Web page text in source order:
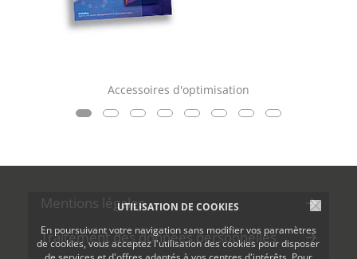
UTILISATION DE COOKIES
En poursuivant votre navigation sans modifier vos paramètres
de cookies, vous acceptez l'utilisation des cookies pour disposer
Accessoires d'optimisation
Mentions légales
Traitement des données personnelles